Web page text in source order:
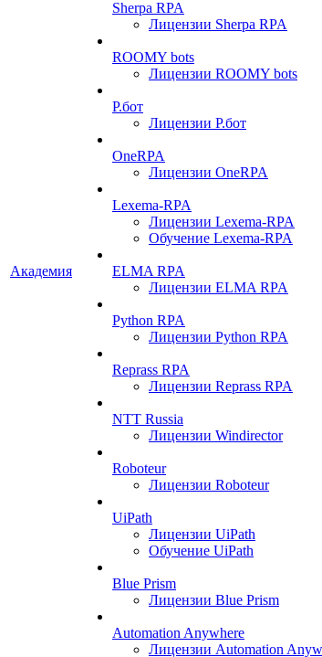
Академия
Sherpa RPA
Лицензии Sherpa RPA
ROOMY bots
Лицензии ROOMY bots
Р.бот
Лицензии Р.бот
OneRPA
Лицензии OneRPA
Lexema-RPA
Лицензии Lexema-RPA
Обучение Lexema-RPA
ELMA RPA
Лицензии ELMA RPA
Python RPA
Лицензии Python RPA
Reprass RPA
Лицензии Reprass RPA
NTT Russia
Лицензии Windirector
Roboteur
Лицензии Roboteur
UiPath
Лицензии UiPath
Обучение UiPath
Blue Prism
Лицензии Blue Prism
Automation Anywhere
Лицензии Automation